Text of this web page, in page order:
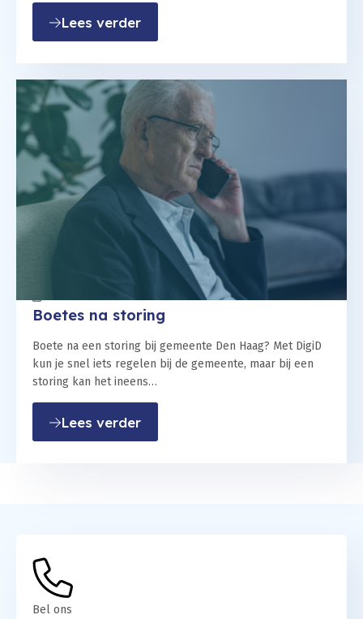
Lees verder: En weer een factuur
Boetes na storing
Boete na een storing bij gemeente Den Haag? Met DigiD
kun je snel iets regelen bij de gemeente, maar bij een
storing kan het ineens…
Lees verder: Boetes na storing
Bel ons